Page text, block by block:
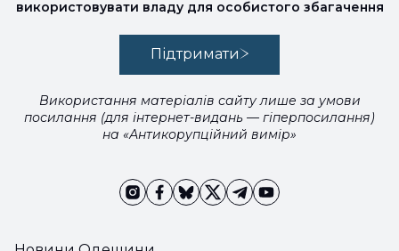
використовувати владу для особистого збагачення
Підтримати
Використання матеріалів сайту лише за умови
посилання (для інтернет-видань — гіперпосилання)
на «Антикорупційний вимір»